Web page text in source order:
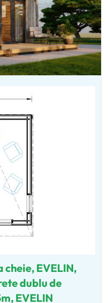
cheie, EVELIN,
dublu de
EVELIN